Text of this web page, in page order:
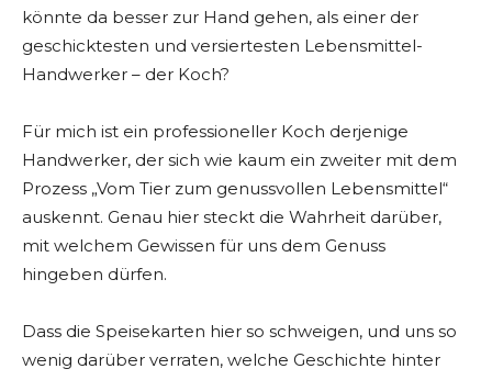
könnte da besser zur Hand gehen, als einer der
geschicktesten und versiertesten Lebensmittel-
Handwerker – der Koch?
Für mich ist ein professioneller Koch derjenige
Handwerker, der sich wie kaum ein zweiter mit dem
Prozess „Vom Tier zum genussvollen Lebensmittel“
auskennt. Genau hier steckt die Wahrheit darüber,
mit welchem Gewissen für uns dem Genuss
hingeben dürfen.
Dass die Speisekarten hier so schweigen, und uns so
wenig darüber verraten, welche Geschichte hinter